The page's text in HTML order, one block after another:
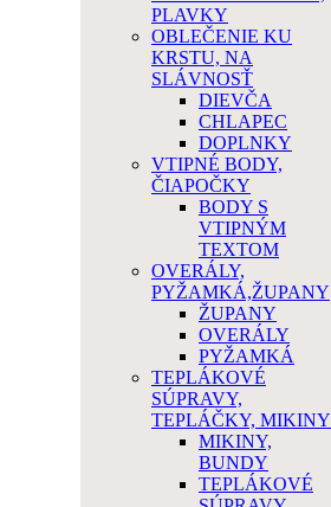
PLAVKY
OBLEČENIE KU
KRSTU, NA
SLÁVNOSŤ
DIEVČA
CHLAPEC
DOPLNKY
VTIPNÉ BODY,
ČIAPOČKY
BODY S
VTIPNÝM
TEXTOM
OVERÁLY,
PYŽAMKÁ,ŽUPANY
ŽUPANY
OVERÁLY
PYŽAMKÁ
TEPLÁKOVÉ
SÚPRAVY,
TEPLÁČKY, MIKINY
MIKINY,
BUNDY
TEPLÁKOVÉ